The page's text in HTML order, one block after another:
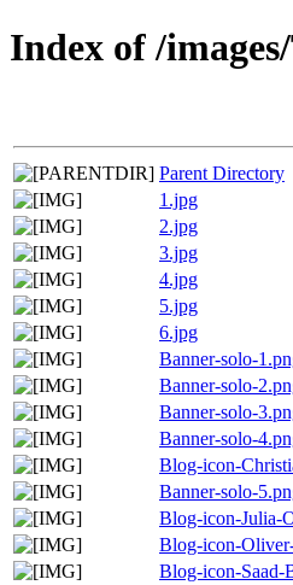
Index of /
Parent Directory
1.jpg
2.jpg
3.jpg
4.jpg
5.jpg
6.jpg
Banner-solo-
Banner-solo-
Banner-solo-
Banner-solo-
Blog-icon-
Banner-solo-
Blog-icon-Julia-
Blog-icon-
Blog-icon-Saad-